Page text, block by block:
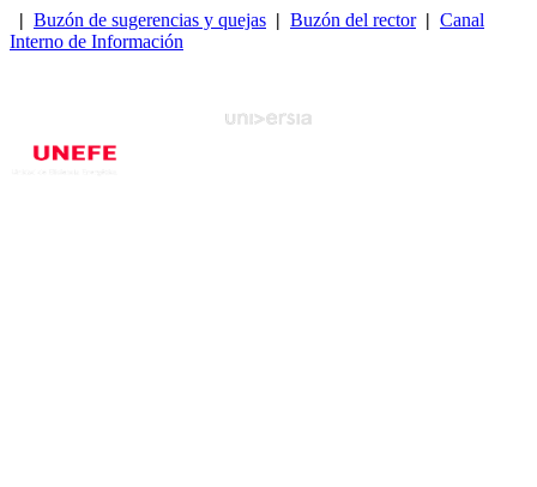
| Buzón de sugerencias y quejas | Buzón del rector| Canal
Interno de Información